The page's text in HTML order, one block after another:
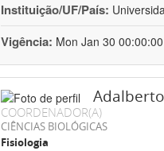
Instituição/UF/País:
Vigência: Mon Jan 30
COORDENADOR(A)
CIÊNCIAS BIOLÓGICAS
Fisiologia